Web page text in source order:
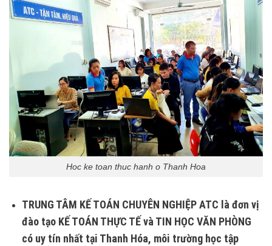
Hoc ke toan thuc hanh o Thanh Hoa
TRUNG TÂM KẾ TOÁN CHUYÊN NGHIỆP ATC là đơn vị
đào tạo KẾ TOÁN THỰC TẾ và TIN HỌC VĂN PHÒNG
có uy tín nhất tại Thanh Hóa, môi trường học tập